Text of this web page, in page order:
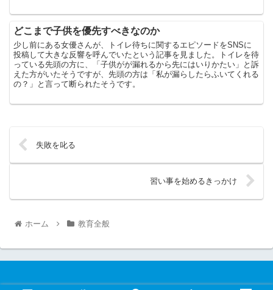
どこまで子供を優先すべきなのか
少し前にある女優さんが、トイレ待ちに関するエピソードをSNSに
投稿して大きな反響を呼んでいたという記事を見ました。トイレを待
っている先頭の方に、「子供がが漏れるから先にはいりかたい」と訴
えた方がいたそうですが、先頭の方は「私が漏らしたらふいてくれる
の？」と言って断られたそうです。
失敗を叱る
習い事を始めるきっかけ
ホーム 教育全般